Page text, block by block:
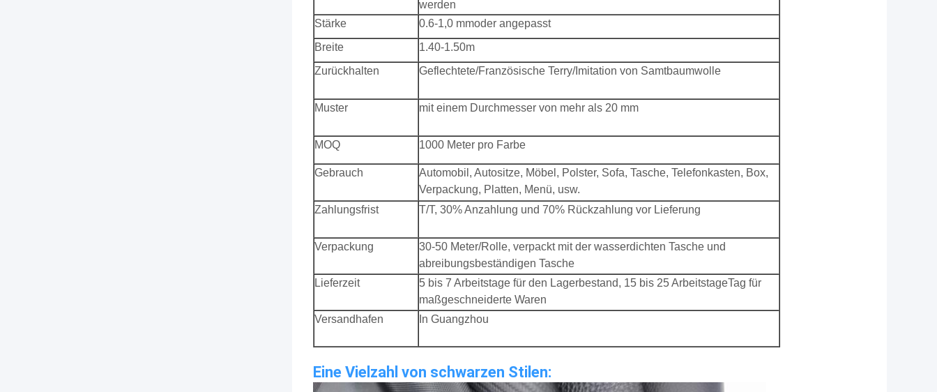
werden
Stärke
0.6-1,0 mmoder angepasst
Breite
1.40-1.50m
Zurückhalten
Geflechtete/Französische Terry/Imitation von Samtbaumwolle
Muster mit einem Durchmesser von mehr als 20 mm
MOQ 1000 Meter pro Farbe
Gebrauch
Automobil, Autositze, Möbel, Polster, Sofa, Tasche, Telefonkasten, Box,
Verpackung, Platten, Menü, usw.
Zahlungsfrist
T/T, 30% Anzahlung und 70% Rückzahlung vor Lieferung
Verpackung
30-50 Meter/Rolle, verpackt mit der wasserdichten Tasche und
abreibungsbeständigen Tasche
Lieferzeit
5 bis 7 Arbeitstage für den Lagerbestand, 15 bis 25 ArbeitstageTag für
maßgeschneiderte Waren
Versandhafen
In Guangzhou
Eine Vielzahl von schwarzen Stilen: